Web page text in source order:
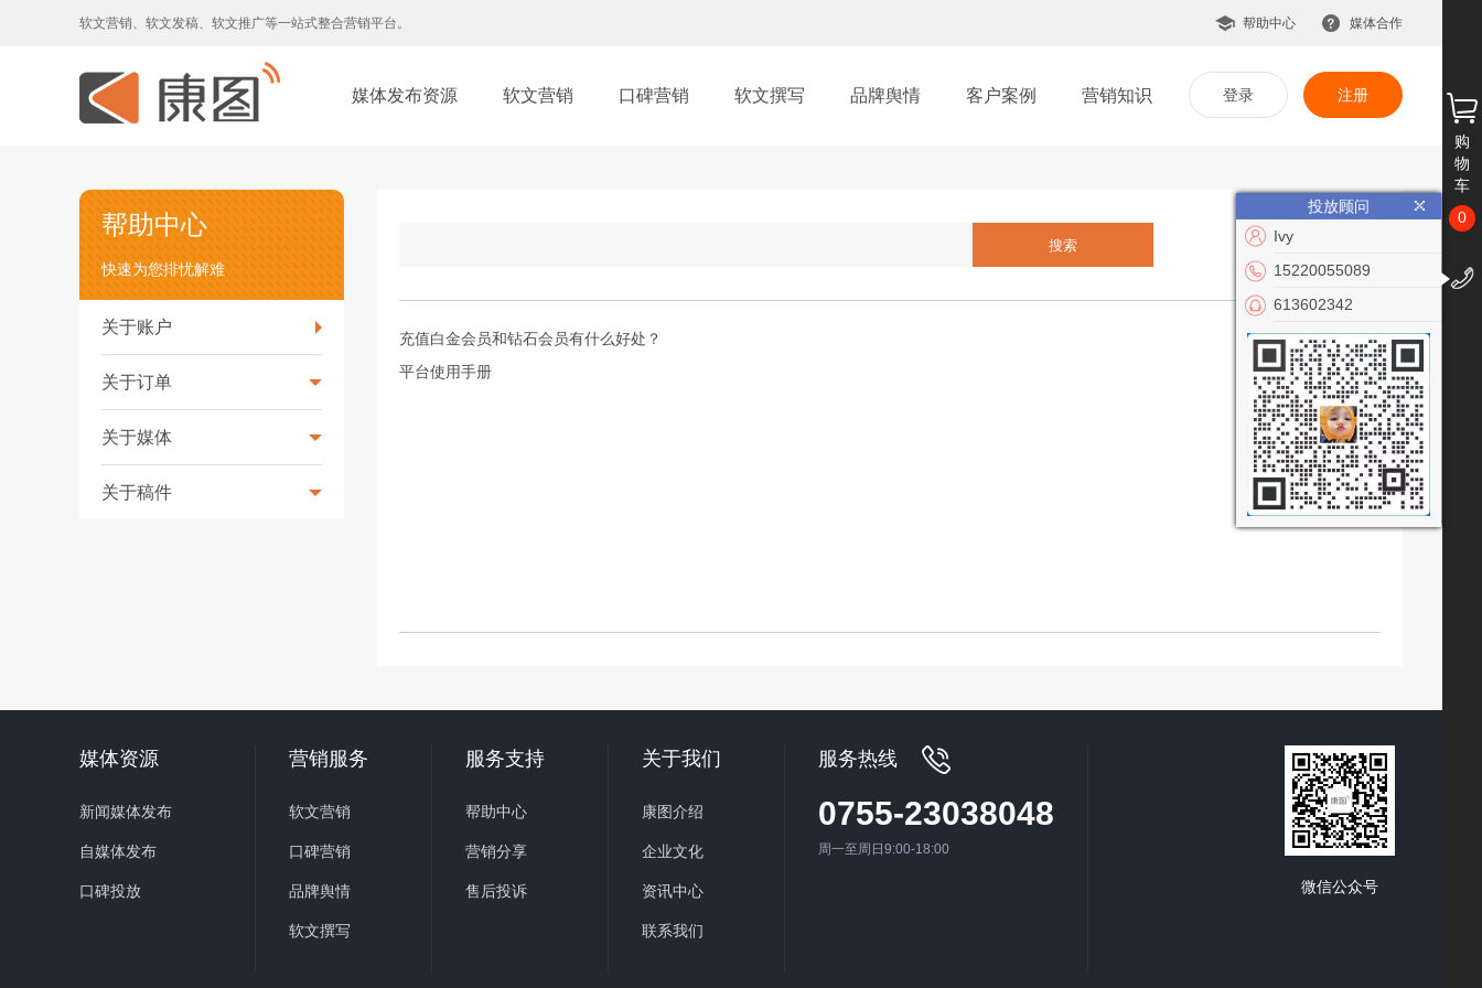
软文营销、软文发稿、软文推广等一站式整合营销平台。 帮助中心 媒体合作
登录 注册
媒体发布资源 软文营销 口碑营销 软文撰写 品牌舆情 客户案例 营销知识
帮助中心
快速为您排忧解难
关于账户
关于订单
关于媒体
关于稿件
充值白金会员和钻石会员有什么好处？
平台使用手册
媒体资源
新闻媒体发布
自媒体发布
口碑投放
营销服务
软文营销
口碑营销
品牌舆情
软文撰写
服务支持
帮助中心
营销分享
售后投诉
关于我们
康图介绍
企业文化
资讯中心
联系我们
服务热线
0755-23038048
周一至周日9:00-18:00
微信公众号
购
物
车
0
投放顾问
Ivy
15220055089
613602342